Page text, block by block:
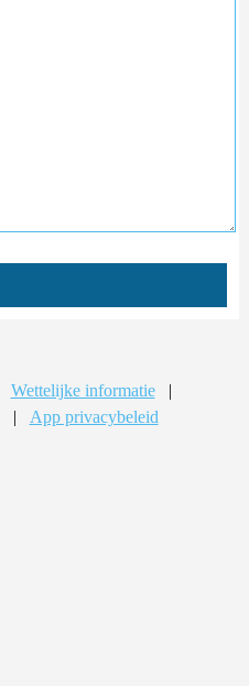
Wettelijke informatie
|
| App privacybeleid